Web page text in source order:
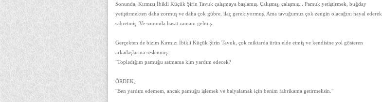
Sonunda, Kırmızı İbikli Küçük Şirin Tavuk çalışmaya başlamış. Çalışmış, çalışmış... Pamuk yetiştirmek, buğday
yetiştirmekten daha zormuş ve daha çok gübre, ilaç gerekiyormuş. Ama tavuğumuz çok zengin olacağını hayal ederek
sabretmiş. Ve sonunda hasat zamanı gelmiş.
Gerçekten de bizim Kırmızı İbikli Küçük Şirin Tavuk, çok miktarda ürün elde etmiş ve kendisine yol gösteren
arkadaşlarına seslenmiş:
"Topladığım pamuğu satmama kim yardım edecek?
ÖRDEK;
"Ben yardım edemem, ancak pamuğu işlemek ve balyalamak için benim fabrikama getirmelisin."